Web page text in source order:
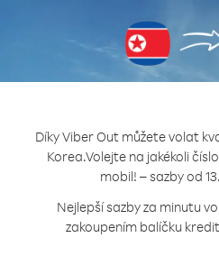
Díky Viber Out můžete volat
Korea.Volejte na jakékoli
mobil! – sazby od
Nejlepší sazby za minutu
zakoupením balíčku